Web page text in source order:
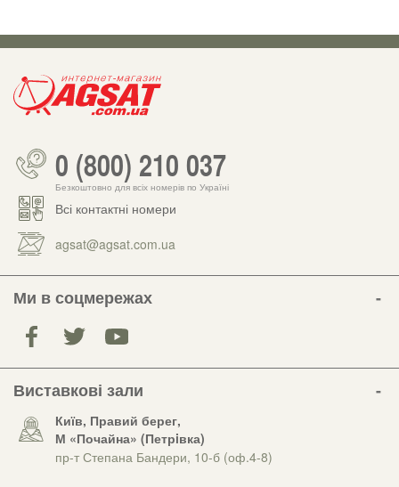
0 (800) 210 037
Безкоштовно для всіх номерів по Україні
Всі контактні номери
agsat@agsat.com.ua
Ми в соцмережах
Виставкові зали
Київ, Правий берег,
М «Почайна» (Петрiвка)
пр-т Степана Бандери, 10-б (оф.4-8)